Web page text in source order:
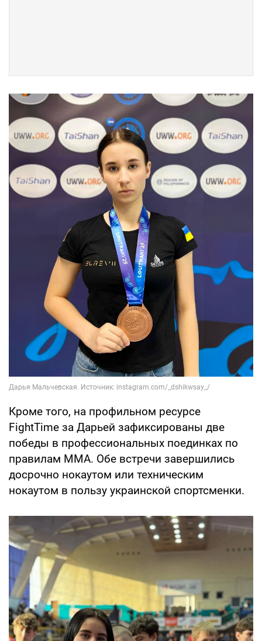
Кроме того, на профильном ресурсе
FightTime за Дарьей зафиксированы две
победы в профессиональных поединках по
правилам ММА. Обе встречи завершились
досрочно нокаутом или техническим
нокаутом в пользу украинской спортсменки.